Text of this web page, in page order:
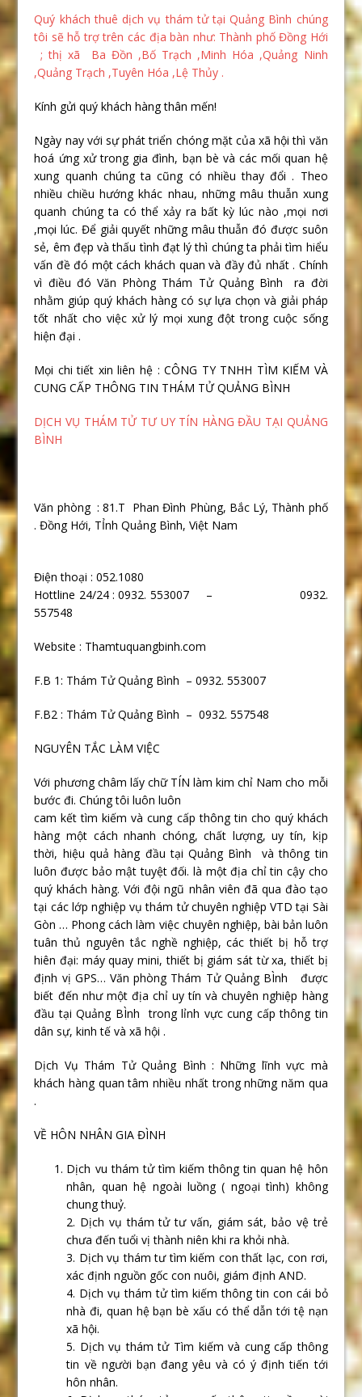
Quý khách thuê dịch vụ thám tử tại Quảng Bình chúng
tôi sẽ hỗ trợ trên các địa bàn như: Thành phố Đồng Hới
; thị xã Ba Đồn ,Bố Trạch ,Minh Hóa ,Quảng Ninh
,Quảng Trạch ,Tuyên Hóa ,Lệ Thủy .
Kính gửi quý khách hàng thân mến!
Ngày nay với sự phát triển chóng mặt của xã hội thì văn
hoá ứng xử trong gia đình, bạn bè và các mối quan hệ
xung quanh chúng ta cũng có nhiều thay đổi . Theo
nhiều chiều hướng khác nhau, những mâu thuẫn xung
quanh chúng ta có thể xảy ra bất kỳ lúc nào ,mọi nơi
,mọi lúc. Để giải quyết những mâu thuẫn đó được suôn
sẻ, êm đẹp và thấu tình đạt lý thì chúng ta phải tìm hiểu
vấn đề đó một cách khách quan và đầy đủ nhất . Chính
vì điều đó Văn Phòng Thám Tử Quảng Bình ra đời
nhằm giúp quý khách hàng có sự lựa chọn và giải pháp
tốt nhất cho việc xử lý mọi xung đột trong cuộc sống
hiện đại .
Mọi chi tiết xin liên hệ : CÔNG TY TNHH TÌM KIẾM VÀ
CUNG CẤP THÔNG TIN THÁM TỬ QUẢNG BÌNH
DỊCH VỤ THÁM TỬ TƯ UY TÍN HÀNG ĐẦU TẠI QUẢNG
BÌNH
Văn phòng : 81.T Phan Đình Phùng, Bắc Lý, Thành phố
. Đồng Hới, TỈnh Quảng Bình, Việt Nam
Điện thoại : 052.1080
Hottline 24/24 : 0932. 553007 – 0932.
557548
Website : Thamtuquangbinh.com
F.B 1: Thám Tử Quảng Bình – 0932. 553007
F.B2 : Thám Tử Quảng Bình – 0932. 557548
NGUYÊN TẮC LÀM VIỆC
Với phương châm lấy chữ TÍN làm kim chỉ Nam cho mỗi
bước đi. Chúng tôi luôn luôn
cam kết tìm kiếm và cung cấp thông tin cho quý khách
hàng một cách nhanh chóng, chất lượng, uy tín, kịp
thời, hiệu quả hàng đầu tại Quảng Bình và thông tin
luôn được bảo mật tuyệt đối. là một địa chỉ tin cậy cho
quý khách hàng. Với đội ngũ nhân viên đã qua đào tạo
tại các lớp nghiệp vụ thám tử chuyên nghiệp VTD tại Sài
Gòn … Phong cách làm việc chuyên nghiệp, bài bản luôn
tuân thủ nguyên tắc nghề nghiệp, các thiết bị hỗ trợ
hiên đại: máy quay mini, thiết bị giám sát từ xa, thiết bị
định vị GPS… Văn phòng Thám Tử Quảng BÌnh được
biết đến như một địa chỉ uy tín và chuyên nghiệp hàng
đầu tại Quảng BÌnh trong lỉnh vực cung cấp thông tin
dân sự, kinh tế và xã hội .
Dịch Vụ Thám Tử Quảng Bình : Những lĩnh vực mà
khách hàng quan tâm nhiều nhất trong những năm qua
.
VỀ HÔN NHÂN GIA ĐÌNH
Dịch vu thám tử tìm kiếm thông tin quan hệ hôn
nhân, quan hệ ngoài luồng ( ngoại tình) không
chung thuỷ.
2. Dịch vụ thám tử tư vấn, giám sát, bảo vệ trẻ
chưa đến tuổi vị thành niên khi ra khỏi nhà.
3. Dịch vụ thám tư tìm kiếm con thất lạc, con rơi,
xác định nguồn gốc con nuôi, giám định AND.
4. Dịch vụ thám tử tìm kiếm thông tin con cái bỏ
nhà đi, quan hệ bạn bè xấu có thể dẫn tới tệ nạn
xã hội.
5. Dịch vụ thám tử Tìm kiếm và cung cấp thông
tin về người bạn đang yêu và có ý định tiến tới
hôn nhân.